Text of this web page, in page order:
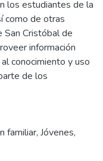
los estudiantes de la
como de otras
San Cristóbal de
información
conocimiento y uso
de los
familiar, Jóvenes,